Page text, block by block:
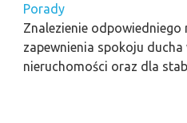
Porady
Znalezienie odpowiedniego
zapewnienia spokoju ducha
nieruchomości oraz dla